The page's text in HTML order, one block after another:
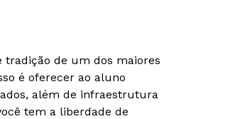
tradição de um dos maiores
é oferecer ao aluno
além de infraestrutura
tem a liberdade de